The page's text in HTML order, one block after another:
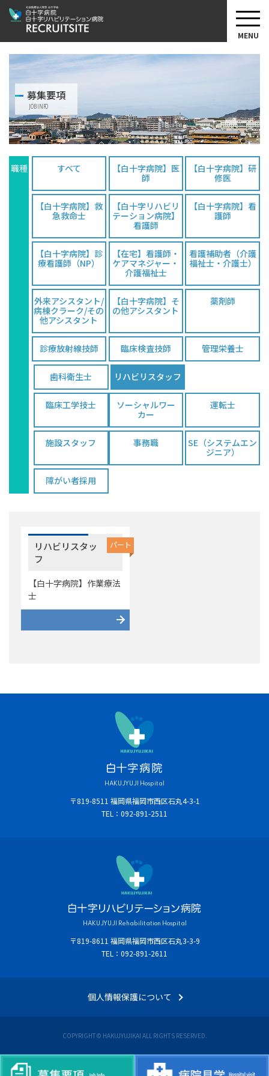
MENU
募集要項
JOB INFO
職種 すべて
【白十字病院】医
師
【白十字病院】研
修医
【白十字病院】救
急救命士
【白十字リハビリ
テーション病院】
看護師
【白十字病院】看
護師
【白十字病院】診
療看護師（NP）
【在宅】看護師・
ケアマネジャー・
介護福祉士
看護補助者（介護
福祉士・介護士）
外来アシスタント/
病棟クラーク/その
他アシスタント
【白十字病院】そ
の他アシスタント
薬剤師
診療放射線技師 臨床検査技師 管理栄養士
歯科衛生士 リハビリスタッフ
臨床工学技士
ソーシャルワー
カー
運転士
施設スタッフ 事務職
SE（システムエン
ジニア）
障がい者採用
パート
リハビリスタッ
フ
【白十字病院】作業療法
士
HAKUJYUJI Hospital
〒819-8511 福岡県福岡市西区石丸4-3-1
TEL：092-891-2511
HAKUJYUJI Rehabilitation Hospital
〒819-8611 福岡県福岡市西区石丸3-3-9
TEL：092-891-2611
個人情報保護について
COPYRIGHT© HAKUJYUJIKAI ALL RIGHTS RESERVED.